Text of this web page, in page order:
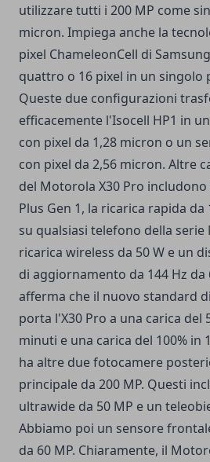
utilizzare tutti i 200 MP come
micron. Impiega anche la
pixel ChameleonCell di
quattro o 16 pixel in un singolo
Queste due configurazioni
efficacemente l'Isocell HP1 in
con pixel da 1,28 micron o un
con pixel da 2,56 micron. Altre
del Motorola X30 Pro
Plus Gen 1, la ricarica rapida da
su qualsiasi telefono della
ricarica wireless da 50 W e un
di aggiornamento da 144 Hz
afferma che il nuovo standard
porta l'X30 Pro a una carica del
minuti e una carica del 100% in
ha altre due fotocamere
principale da 200 MP. Questi
ultrawide da 50 MP e un
Abbiamo poi un sensore
da 60 MP. Chiaramente, il